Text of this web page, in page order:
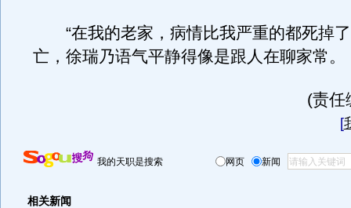
“在我的老家，病情比我严重的都死掉了
亡，徐瑞乃语气平静得像是跟人在聊家常。
(责任
[
我的天职是搜索 网页 新闻
相关新闻